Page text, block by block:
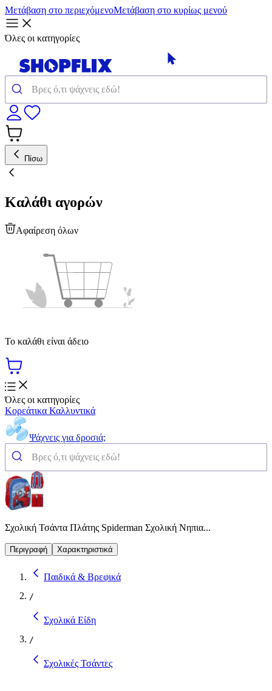
Μετάβαση στο περιεχόμενοΜετάβαση στο κυρίως μενού
Όλες οι κατηγορίες
Πίσω
Καλάθι αγορών
Αφαίρεση όλων
Το καλάθι είναι άδειο
Όλες οι κατηγορίες
Κορεάτικα Καλλυντικά
Ψάχνεις για δροσιά;
Σχολική Τσάντα Πλάτης Spiderman Σχολική Νηπια...
Περιγραφή Χαρακτηριστικά
Παιδικά & Βρεφικά
/
Σχολικά Είδη
/
Σχολικές Τσάντες